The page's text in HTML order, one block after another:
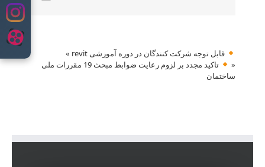
قابل توجه شرکت کنندگان در دوره آموزشی revit
»
«
تاکید مجدد بر لزوم رعایت ضوابط مبحث 19 مقررات ملی
ساختمان